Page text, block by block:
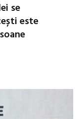
se
este